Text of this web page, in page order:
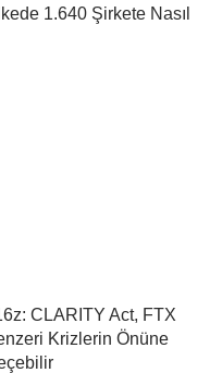
1.640 Şirkete Nasıl
CLARITY Act, FTX
Krizlerin Önüne